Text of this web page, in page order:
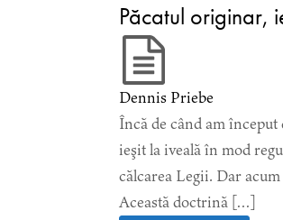
Păcatul originar,
Dennis Priebe
Încă de când am
ieşit la iveală în mod
călcarea Legii. Dar
Această doctrină […]